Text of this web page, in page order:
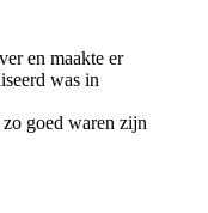
en maakte er
was in
goed waren zijn